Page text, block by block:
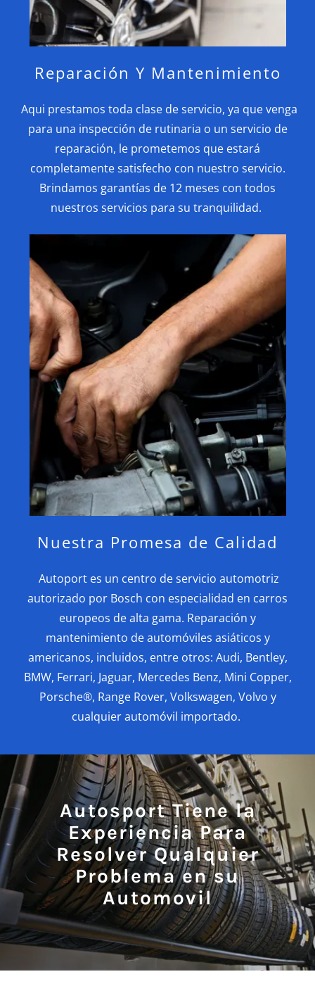
Reparación Y Mantenimiento
Aqui prestamos toda clase de servicio, ya que venga
para una inspección de rutinaria o un servicio de
reparación, le prometemos que estará
completamente satisfecho con nuestro servicio.
Brindamos garantías de 12 meses con todos
nuestros servicios para su tranquilidad.
Nuestra Promesa de Calidad
Autoport es un centro de servicio automotriz
autorizado por Bosch con especialidad en carros
europeos de alta gama. Reparación y
mantenimiento de automóviles asiáticos y
americanos, incluidos, entre otros: Audi, Bentley,
BMW, Ferrari, Jaguar, Mercedes Benz, Mini Copper,
Porsche®, Range Rover, Volkswagen, Volvo y
cualquier automóvil importado.
Autosport Tiene la
Experiencia Para
Resolver Qualquier
Problema en su
Automovil